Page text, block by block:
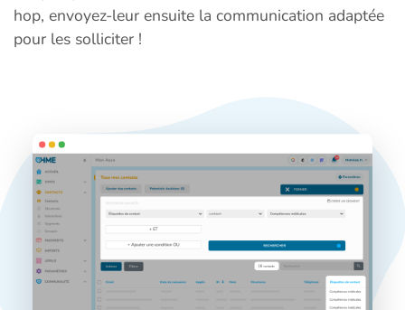
hop, envoyez-leur ensuite la communication adaptée
pour les solliciter !